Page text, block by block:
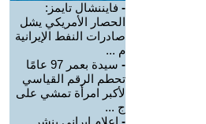
- فايننشال تايمز:
الحصار الأمريكي يشل
صادرات النفط الإيرانية
م ...
-
سيدة بعمر 97 عامًا
تحطم الرقم القياسي
لأكبر امرأة تمشي على
ج ...
- إعلام إيراني ينشر